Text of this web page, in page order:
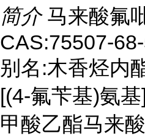
简介 马来酸氟
CAS:75507-
别名:木香烃内
[(4-氟苄基)氨
甲酸乙酯马来